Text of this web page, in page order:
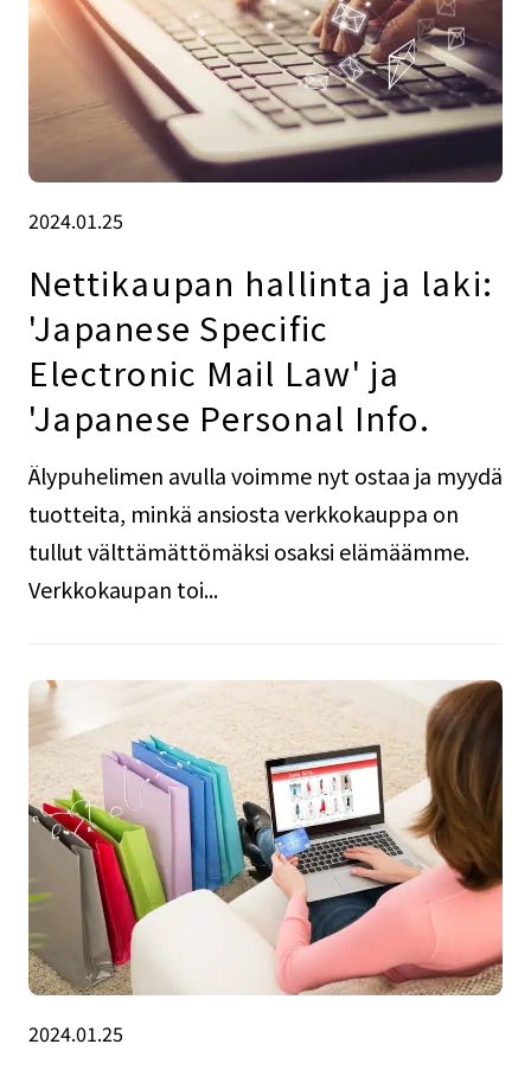
2024.01.25
Nettikaupan hallinta ja laki:
'Japanese Specific
Electronic Mail Law' ja
'Japanese Personal Info.
Älypuhelimen avulla voimme nyt ostaa ja myydä
tuotteita, minkä ansiosta verkkokauppa on
tullut välttämättömäksi osaksi elämäämme.
Verkkokaupan toi...
2024.01.25